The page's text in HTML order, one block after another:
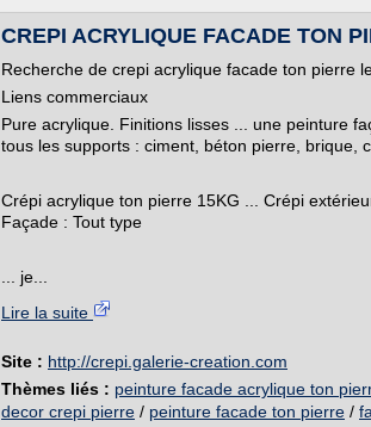
CREPI ACRYLIQUE FACADE TON
Recherche de crepi acrylique facade ton pierre
Liens commerciaux
Pure acrylique. Finitions lisses ... une peinture
tous les supports : ciment, béton pierre, brique,
Crépi acrylique ton pierre 15KG ... Crépi
Façade : Tout type
... je...
Lire la suite
Site : http://crepi.galerie-creation.com
Thèmes liés : peinture facade acrylique ton
decor crepi pierre / peinture facade ton pierre /